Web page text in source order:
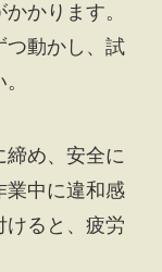
かります。
つ動かし、試
め、安全に
業中に違和感
けると、疲労